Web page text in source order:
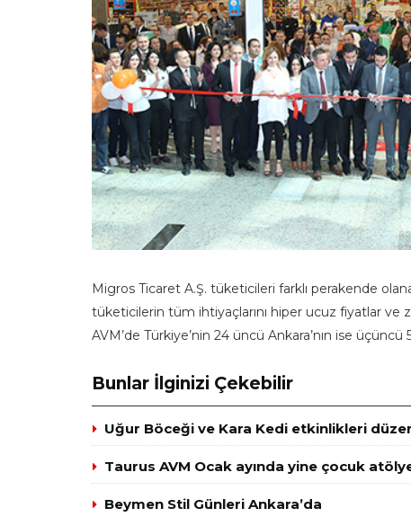
Migros Ticaret A.Ş. tüketicileri farklı perakende
tüketicilerin tüm ihtiyaçlarını hiper ucuz fiyatlar ve
AVM’de Türkiye’nin 24 üncü Ankara’nın ise
Bunlar İlginizi Çekebilir
Uğur Böceği ve Kara Kedi etkinlikleri
Taurus AVM Ocak ayında yine çocuk
Beymen Stil Günleri Ankara’da